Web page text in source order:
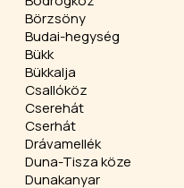
Börzsöny
Budai-hegység
Bükk
Bükkalja
Csallóköz
Cserehát
Cserhát
Drávamellék
Duna-Tisza köze
Dunakanyar